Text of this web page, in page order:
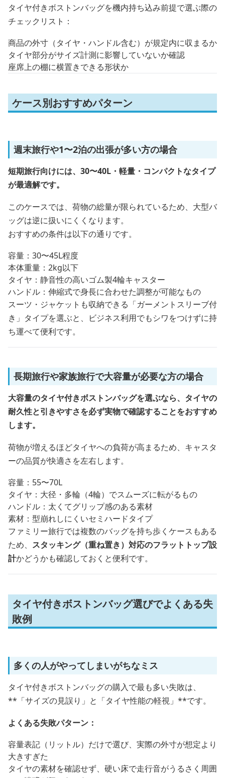
タイヤ付きボストンバッグを機内持ち込み前提で選ぶ際の
チェックリスト：
商品の外寸（タイヤ・ハンドル含む）が規定内に収まるか
タイヤ部分がサイズ計測に影響していないか確認
座席上の棚に横置きできる形状か
ケース別おすすめパターン
週末旅行や1〜2泊の出張が多い方の場合
短期旅行向けには、30〜40L・軽量・コンパクトなタイプ
が最適解です。
このケースでは、荷物の総量が限られているため、大型バ
ッグは逆に扱いにくくなります。
おすすめの条件は以下の通りです。
容量：30〜45L程度
本体重量：2kg以下
タイヤ：静音性の高いゴム製4輪キャスター
ハンドル：伸縮式で身長に合わせた調整が可能なもの
スーツ・ジャケットも収納できる「ガーメントスリーブ付
き」タイプを選ぶと、ビジネス利用でもシワをつけずに持
ち運べて便利です。
長期旅行や家族旅行で大容量が必要な方の場合
大容量のタイヤ付きボストンバッグを選ぶなら、タイヤの
耐久性と引きやすさを必ず実物で確認することをおすすめ
します。
荷物が増えるほどタイヤへの負荷が高まるため、キャスタ
ーの品質が快適さを左右します。
容量：55〜70L
タイヤ：大径・多輪（4輪）でスムーズに転がるもの
ハンドル：太くてグリップ感のある素材
素材：型崩れしにくいセミハードタイプ
ファミリー旅行では複数のバッグを持ち歩くケースもある
ため、 スタッキング（重ね置き）対応のフラットトップ設
計かどうかも確認しておくと便利です。
タイヤ付きボストンバッグ選びでよくある失
敗例
多くの人がやってしまいがちなミス
タイヤ付きボストンバッグの購入で最も多い失敗は、
**「サイズの見誤り」と「タイヤ性能の軽視」**です。
よくある失敗パターン：
容量表記（リットル）だけで選び、実際の外寸が想定より
大きすぎた
タイヤの素材を確認せず、硬い床で走行音がうるさく周囲